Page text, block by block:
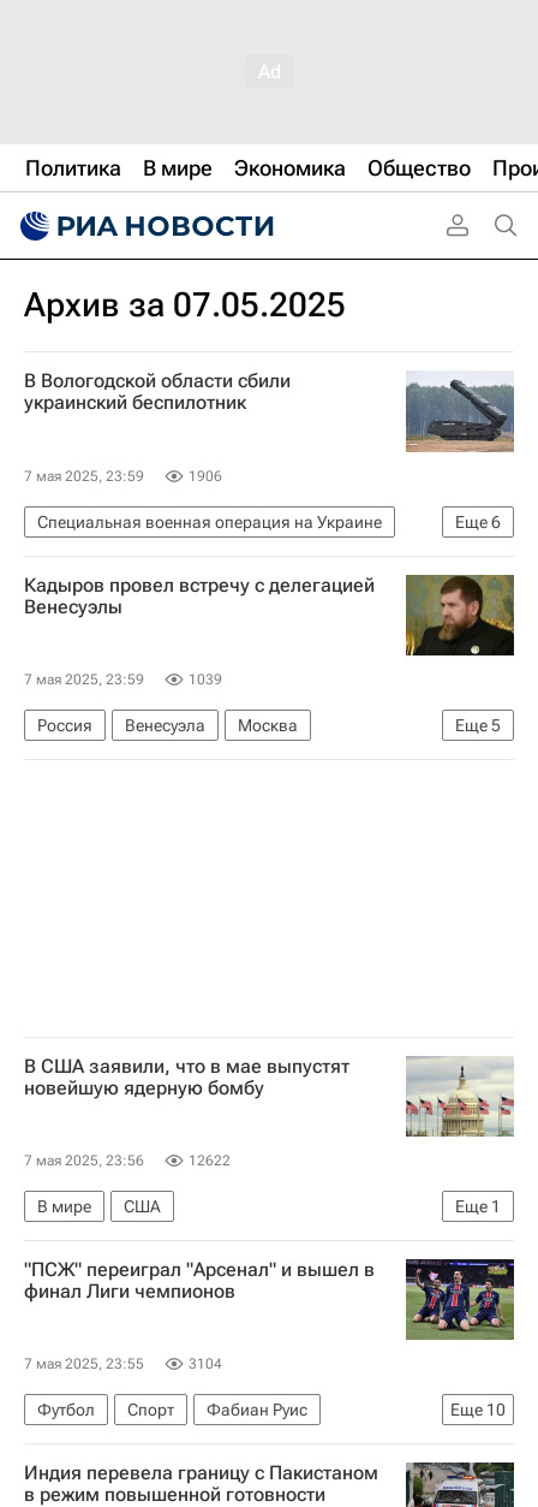
Политика В мире Экономика Общество
Архив за 07.05.2025
В Вологодской области сбили
украинский беспилотник
7 мая 2025, 23:59 1906
Еще6
Специальная военная операция на Украине
Череповецкий район
Вологодская область
Георгий Филимонов
Происшествия
Кадыров провел встречу с делегацией
Венесуэлы
7 мая 2025, 23:59 1039
Еще5
Россия Венесуэла
Москва
Николас Мадуро
Владимир Путин
В США заявили, что в мае выпустят
новейшую ядерную бомбу
7 мая 2025, 23:56 12622
Еще 1
В мире
США
B-21 (стратегический бомбардировщик)
"ПСЖ" переиграл "Арсенал" и вышел в
финал Лиги чемпионов
7 мая 2025, 23:55 3104
Еще 10
Футбол Спорт
Фабиан Руис
Ашраф Хакими
Витинья (2000)
Пари Сен-Жермен (ПСЖ)
Арсенал (Лондон)
Индия перевела границу с Пакистаном
в режим повышенной готовности